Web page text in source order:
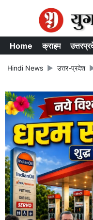
Home क्राइम
Hindi News उत्तर-प्रदेश